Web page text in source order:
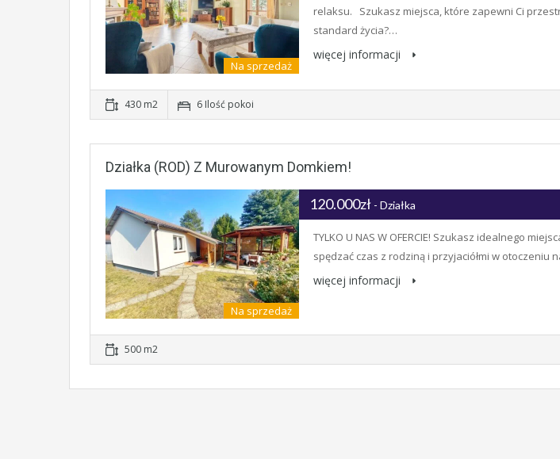
Na sprzedaż
relaksu. Szukasz miejsca, które zapewni Ci
standard życia?…
więcej informacji
430 m2 6 Ilość pokoi
Działka (ROD) Z Murowanym Domkiem!
Na sprzedaż
120.000zł - Działka
TYLKO U NAS W OFERCIE! Szukasz idealnego
spędzać czas z rodziną i przyjaciółmi w otoczeniu
więcej informacji
500 m2